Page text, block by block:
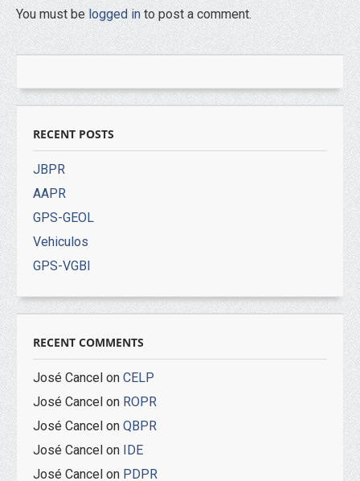
You must be logged into post a comment.
RECENT POSTS
JBPR
AAPR
GPS-GEOL
Vehiculos
GPS-VGBI
RECENT COMMENTS
José Cancel on CELP
José Cancel on ROPR
José Cancel on QBPR
José Cancel on
IDE
José Cancel on PDPR